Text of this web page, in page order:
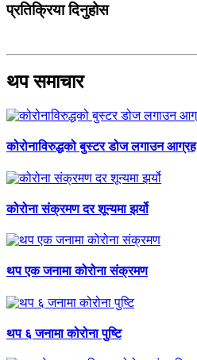
प्रतिक्रिया दिनुहोस
थप समाचार
कोरोनाविरुद्धको बुस्टर डोज लगाउन आग्रह
कोरोना संक्रमण दर शून्यमा झर्यो
थप एक जनामा कोरोना संक्रमण
थप ६ जनामा कोरोना पुष्टि